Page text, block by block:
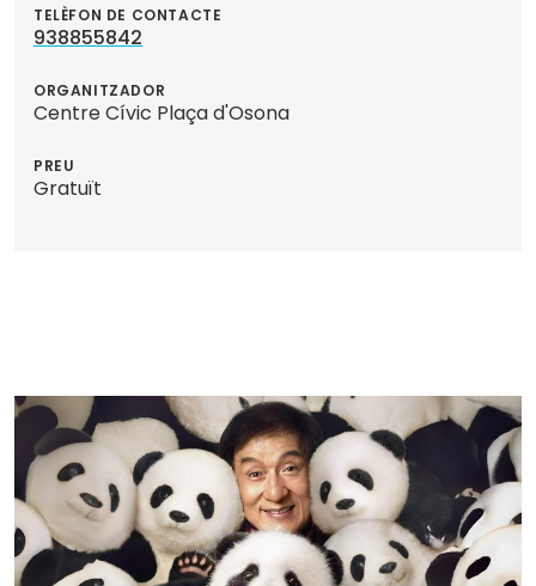
TELÈFON DE CONTACTE
938855842
ORGANITZADOR
Centre Cívic Plaça d'Osona
PREU
Gratuït